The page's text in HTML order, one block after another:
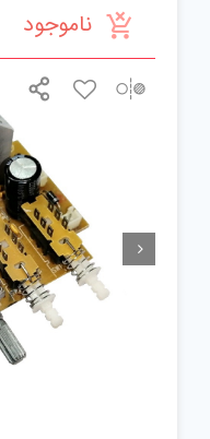
ناموجود
